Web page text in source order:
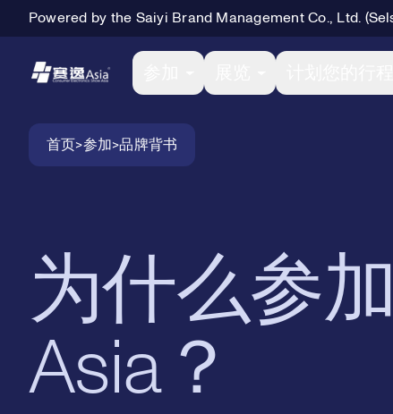
Powered by the Saiyi Brand Management Co., Ltd.
Primary Navigation
Breadcrumb Navigation
首页>参加>品牌背书
为什么参
Asia？